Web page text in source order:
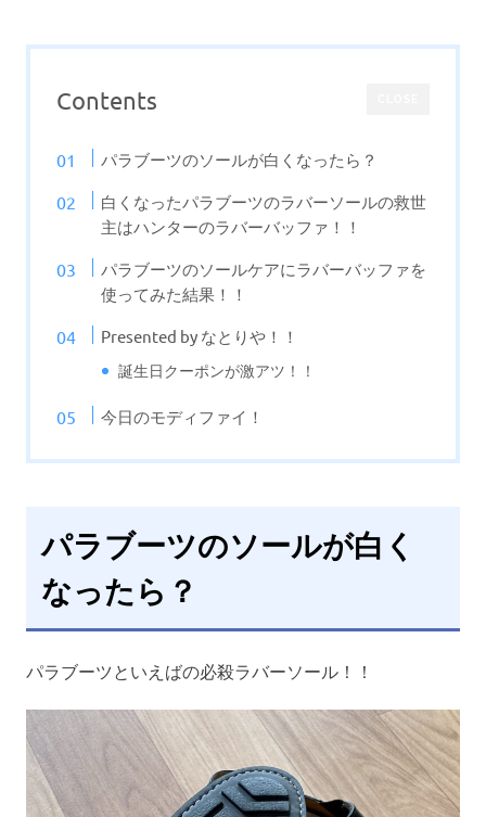
Contents
パラブーツのソールが白くなったら？
白くなったパラブーツのラバーソールの救世
主はハンターのラバーバッファ！！
パラブーツのソールケアにラバーバッファを
使ってみた結果！！
Presented by なとりや！！
誕生日クーポンが激アツ！！
今日のモディファイ！
パラブーツのソールが白く
なったら？
パラブーツといえばの必殺ラバーソール！！